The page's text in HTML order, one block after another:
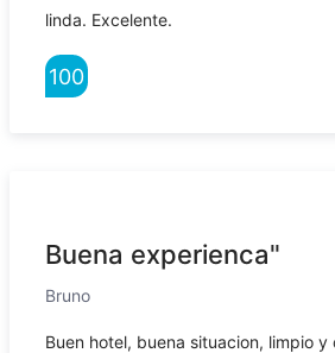
linda. Excelente.
100
Buena experienca"
Bruno
Buen hotel, buena situacion, limpio y